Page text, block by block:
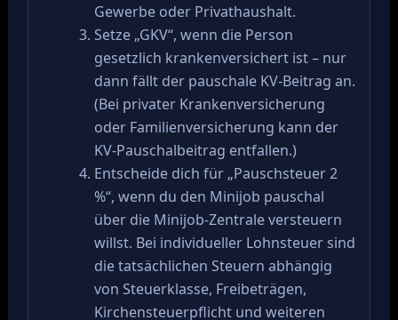
Gewerbe oder Privathaushalt.
Setze „GKV“, wenn die Person
gesetzlich krankenversichert ist – nur
dann fällt der pauschale KV-Beitrag an.
(Bei privater Krankenversicherung
oder Familienversicherung kann der
KV-Pauschalbeitrag entfallen.)
Entscheide dich für „Pauschsteuer 2
%“, wenn du den Minijob pauschal
über die Minijob-Zentrale versteuern
willst. Bei individueller Lohnsteuer sind
die tatsächlichen Steuern abhängig
von Steuerklasse, Freibeträgen,
Kirchensteuerpflicht und weiteren